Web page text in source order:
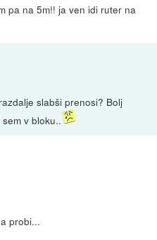
pa na 5m!! ja ven idi ruter na
slabši prenosi? Bolj
v bloku..
probi...